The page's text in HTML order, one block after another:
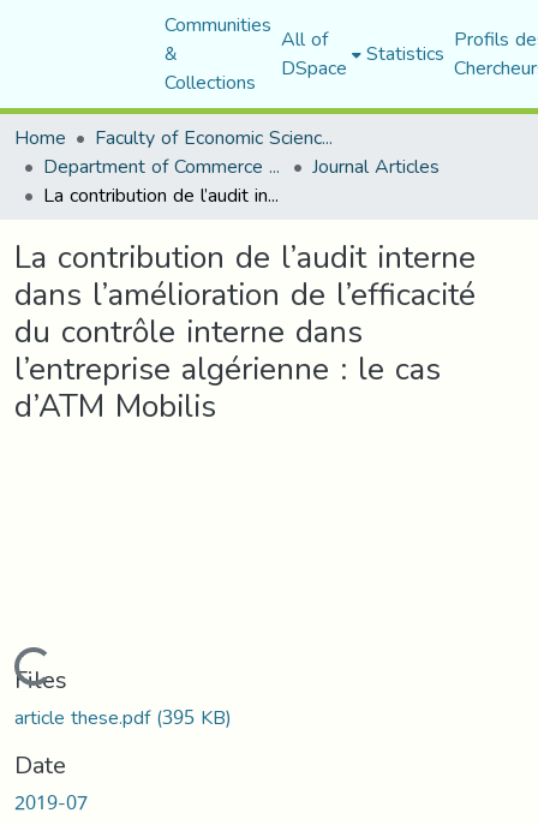
Communities
&
Collections
All of
DSpace Statistics Profils
Home
Faculty of Economic Sciences, Commerce and Management Sciences
Department of Commerce Science Journal Articles
La contribution de l’audit interne dans l’amélioration de l’efficacité du contrôle interne dans l’entreprise algérienne : le cas d’ATM Mobilis
La contribution de l’audit interne
dans l’amélioration de l’efficacité
du contrôle interne dans
l’entreprise algérienne : le cas
d’ATM Mobilis
Loading...
Files
article these.pdf(395 KB)
Date
2019-07